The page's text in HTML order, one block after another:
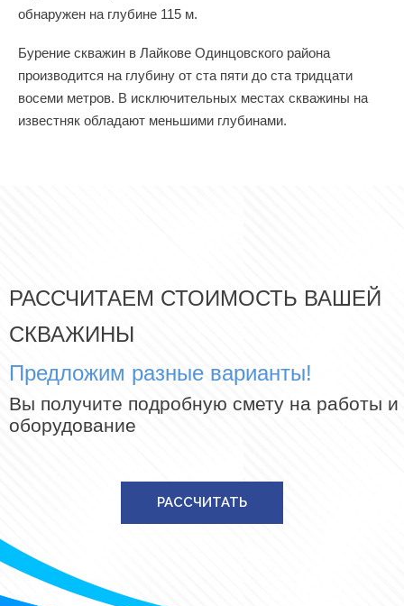
обнаружен на глубине 115 м.
Бурение скважин в Лайкове Одинцовского района
производится на глубину от ста пяти до ста тридцати
восеми метров. В исключительных местах скважины на
известняк обладают меньшими глубинами.
РАССЧИТАЕМ СТОИМОСТЬ ВАШЕЙ
СКВАЖИНЫ
Предложим разные варианты!
Вы получите подробную смету на работы и
оборудование
РАССЧИТАТЬ